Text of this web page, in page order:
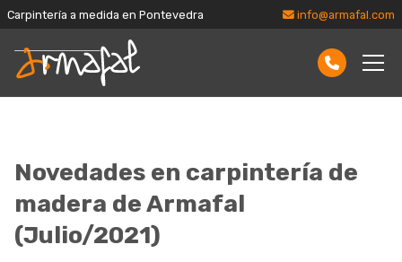
Carpintería a medida en Pontevedra info@armafal.com
Novedades en carpintería de
madera de Armafal
(Julio/2021)